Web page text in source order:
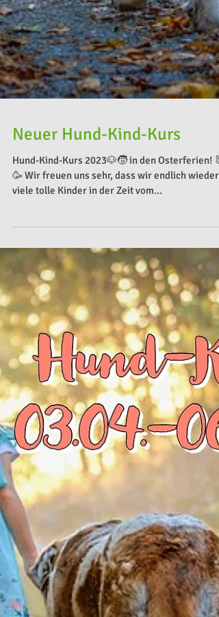
Neuer Hund-Kind-Kurs
Hund-Kind-Kurs 2023🐶🧒 in den Osterferien! 🐰
🥳 Wir freuen uns sehr, dass wir endlich wieder
viele tolle Kinder in der Zeit vom...